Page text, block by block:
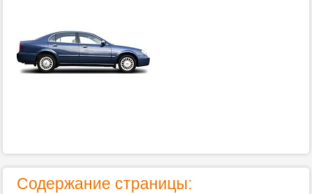
Содержание страницы: